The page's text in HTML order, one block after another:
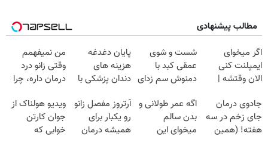
مطالب پیشنهادی
اگر میخوای
ایمپلنت کنی
الان وقتشه |
میلیون تومان!!!
شست و شوی
عمقی کبد با
دمنوش سم زدای
پایان دغدغه
هزینه های
دندان پزشکی با
خانگی
من نمیفهمم
وقتی زانو درد
درمان داره، چرا
تحمل میکنی؟❗
جادوی درمان
جای زخم در سه
هفته! (همین
اگه عمر طولانی و
بدن سالم
میخوای این
آرتروز مفصل زانو
رو یکبار برای
همیشه درمان
ویدیو هولناک از
جوان کارتن
خوابی که